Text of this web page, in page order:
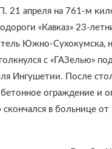
21 апреля на 761-м
«Кавказ» 23-
Южно-Сухокумска,
с «ГАЗелью»
Ингушетии. После
бетонное ограждение и
скончался в больнице